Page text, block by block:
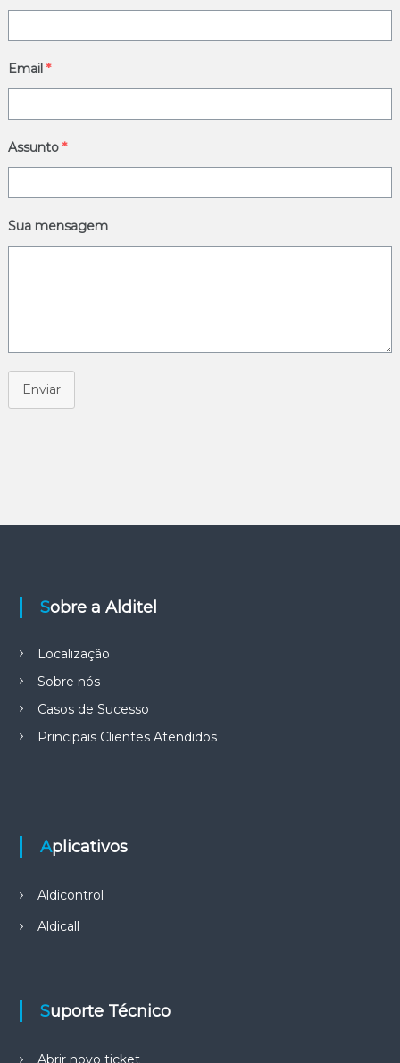
Email *
Assunto *
Sua mensagem
Enviar
Sobre a Alditel
Localização
Sobre nós
Casos de Sucesso
Principais Clientes Atendidos
Aplicativos
Aldicontrol
Aldicall
Suporte Técnico
Abrir novo ticket